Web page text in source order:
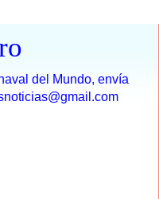
del Mundo, envía